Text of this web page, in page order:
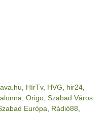
HírTv, HVG hir24
Origo Szabad Város
Európa Rádió88